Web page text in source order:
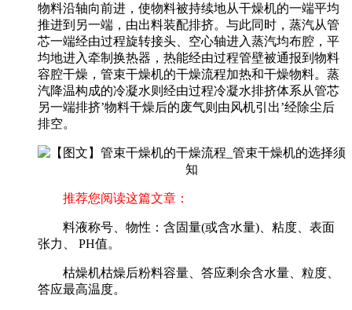
物料沿轴向前进，使物料被持续地从干燥机的一端平均
推进到另一端，由出料装配排挤。与此同时，蒸汽从管
芯一端经由过程旋转接头、空心轴进入蒸汽均布腔，平
均地进入牵制换热器，热能经由过程管壁被通报到物料
容腔干燥，管束干燥机的干燥流程加热和干燥物料。蒸
汽降温构成的冷凝水则经由过程冷凝水排挤体系从管芯
另一端排挤’物料干燥后的废气则由风机引出’经除尘后
排空。
推荐您阅读这篇文章：
料液称号、物性：含固量(或含水量)、粘度、表面
张力、 PH值。
枯燥机枯燥后粉料容量、答应剩余含水量、粒度、
答应最高温度。